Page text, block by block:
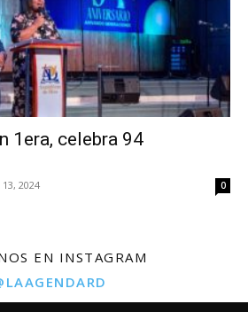
1era, celebra 94
2024 0
EN INSTAGRAM